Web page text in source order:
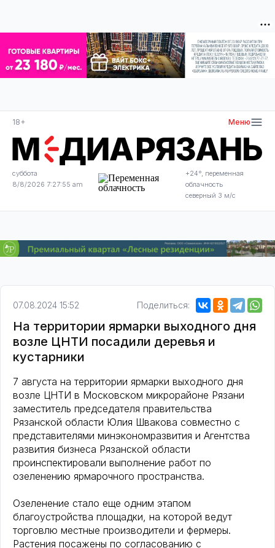
18+ Меню
суббота
8/8/2026 7:27:56 am
+24°, переменная
облачность
северный 3 м/с
07.08.2024 15:52 Поделиться:
На территории ярмарки выходного дня
возле ЦНТИ посадили деревья и
кустарники
7 августа на территории ярмарки выходного дня
возле ЦНТИ в Московском микрорайоне Рязани
заместитель председателя правительства
Рязанской области Юлия Швакова совместно с
представителями минэкономразвития и Агентства
развития бизнеса Рязанской области
проинспектировали выполнение работ по
озеленению ярмарочного пространства.
Озеленение стало еще одним этапом
благоустройства площадки, на которой ведут
торговлю местные производители и фермеры.
Растения посажены по согласованию с